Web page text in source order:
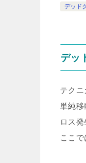
デッド
デッ
テクニ
単純移
ロス発
ここ